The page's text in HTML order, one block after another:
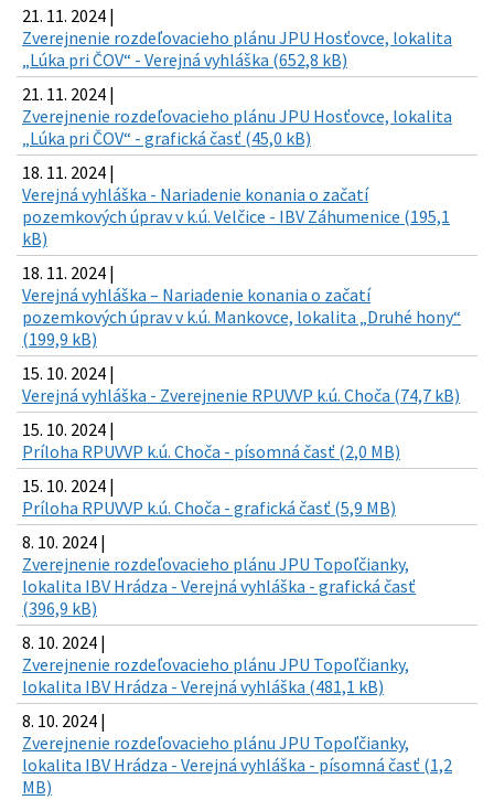
21. 11. 2024 |
Zverejnenie rozdeľovacieho plánu JPU Hosťovce, lokalita
„Lúka pri ČOV“ - Verejná vyhláška (652,8 kB)
21. 11. 2024 |
Zverejnenie rozdeľovacieho plánu JPU Hosťovce, lokalita
„Lúka pri ČOV“ - grafická časť (45,0 kB)
18. 11. 2024 |
Verejná vyhláška - Nariadenie konania o začatí
pozemkových úprav v k.ú. Velčice - IBV Záhumenice (195,1
kB)
18. 11. 2024 |
Verejná vyhláška – Nariadenie konania o začatí
pozemkových úprav v k.ú. Mankovce, lokalita „Druhé hony“
(199,9 kB)
15. 10. 2024 |
Verejná vyhláška - Zverejnenie RPUVVP k.ú. Choča (74,7 kB)
15. 10. 2024 |
Príloha RPUVVP k.ú. Choča - písomná časť (2,0 MB)
15. 10. 2024 |
Príloha RPUVVP k.ú. Choča - grafická časť (5,9 MB)
8. 10. 2024 |
Zverejnenie rozdeľovacieho plánu JPU Topoľčianky,
lokalita IBV Hrádza - Verejná vyhláška - grafická časť
(396,9 kB)
8. 10. 2024 |
Zverejnenie rozdeľovacieho plánu JPU Topoľčianky,
lokalita IBV Hrádza - Verejná vyhláška (481,1 kB)
8. 10. 2024 |
Zverejnenie rozdeľovacieho plánu JPU Topoľčianky,
lokalita IBV Hrádza - Verejná vyhláška - písomná časť (1,2
MB)